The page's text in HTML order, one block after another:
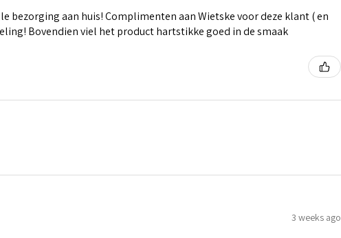
bezorging aan huis! Complimenten aan Wietske voor deze klant ( en
Bovendien viel het product hartstikke goed in de smaak
3 weeks ago